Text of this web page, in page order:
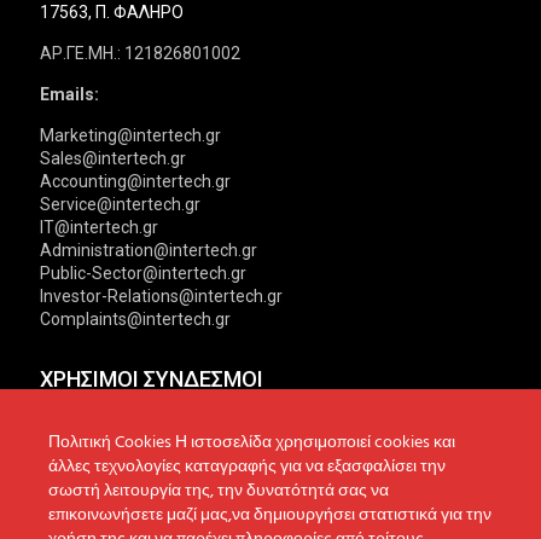
17563, Π. ΦΑΛΗΡΟ
ΑΡ.ΓΕ.ΜΗ.: 121826801002
Emails:
Marketing@intertech.gr
Sales@intertech.gr
Accounting@intertech.gr
Service@intertech.gr
IT@intertech.gr
Administration@intertech.gr
Public-Sector@intertech.gr
Investor-Relations@intertech.gr
Complaints@intertech.gr
ΧΡΗΣΙΜΟΙ ΣΥΝΔΕΣΜΟΙ
Αντιπροσωπείες
Δίκτυο συνεργατών
Τεχνική υποστήριξη
Πολιτική Απορρήτου
Πολιτική Cookies
Πολιτική Προστασίας
Πολιτική Cookies Η ιστοσελίδα χρησιμοποιεί cookies και
άλλες τεχνολογίες καταγραφής για να εξασφαλίσει την
σωστή λειτουργία της, την δυνατότητά σας να
επικοινωνήσετε μαζί μας,να δημιουργήσει στατιστικά για την